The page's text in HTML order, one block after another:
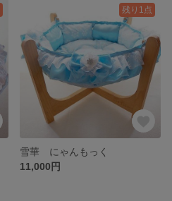
残り1点
雪華 にゃんもっく
11,000円